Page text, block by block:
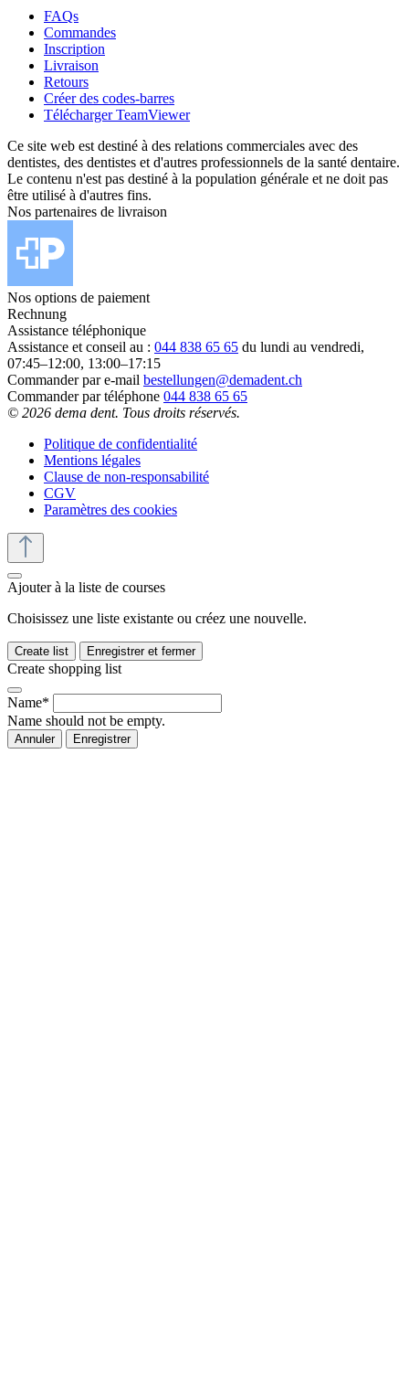
FAQs
Commandes
Inscription
Livraison
Retours
Créer des codes-barres
Télécharger TeamViewer
Ce site web est destiné à des relations commerciales avec des
dentistes, des dentistes et d'autres professionnels de la santé dentaire.
Le contenu n'est pas destiné à la population générale et ne doit pas
être utilisé à d'autres fins.
Nos partenaires de livraison
Nos options de paiement
Rechnung
Assistance téléphonique
Assistance et conseil au : 044 838 65 65 du lundi au vendredi,
07:45–12:00, 13:00–17:15
Commander par e-mail bestellungen@demadent.ch
Commander par téléphone 044 838 65 65
© 2026 dema dent. Tous droits réservés.
Politique de confidentialité
Mentions légales
Clause de non-responsabilité
CGV
Paramètres des cookies
Ajouter à la liste de courses
Choisissez une liste existante ou créez une nouvelle.
Create list Enregistrer et fermer
Create shopping list
Name*
Name should not be empty.
Annuler Enregistrer